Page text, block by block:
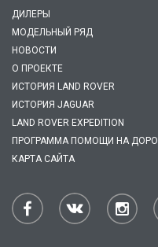
ДИЛЕРЫ
МОДЕЛЬНЫЙ РЯД
НОВОСТИ
О ПРОЕКТЕ
ИСТОРИЯ LAND ROVER
ИСТОРИЯ JAGUAR
LAND ROVER EXPEDITION
ПРОГРАММА ПОМОЩИ НА
КАРТА САЙТА